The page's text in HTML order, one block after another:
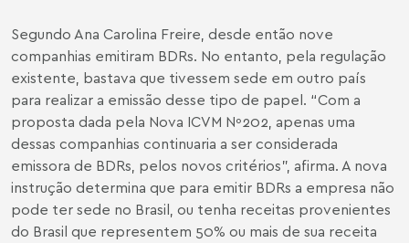
Segundo Ana Carolina Freire, desde então nove
companhias emitiram BDRs. No entanto, pela regulação
existente, bastava que tivessem sede em outro país
para realizar a emissão desse tipo de papel. “Com a
proposta dada pela Nova ICVM Nº202, apenas uma
dessas companhias continuaria a ser considerada
emissora de BDRs, pelos novos critérios”, afirma. A nova
instrução determina que para emitir BDRs a empresa não
pode ter sede no Brasil, ou tenha receitas provenientes
do Brasil que representem 50% ou mais de sua receita